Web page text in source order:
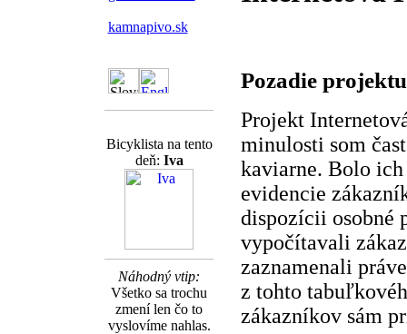
kamnapivo.sk
Bicyklista na tento
deň: Iva
Náhodný vtip:
Všetko sa trochu
zmení len čo to
vyslovíme nahlas.
Pozadie projektu
Projekt
minulosti som
kaviarne. Bolo
evidencie
dispozícii osobné
vypočítavali
zaznamenali
z tohto
zákazníkov sám